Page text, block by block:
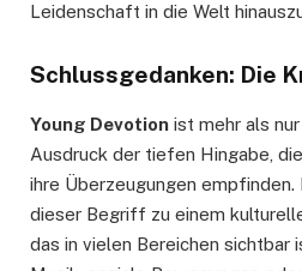
Leidenschaft in die Welt
Schlussgedanken: Die
Young Devotion ist mehr als
Ausdruck der tiefen Hingabe,
ihre Überzeugungen empfinden.
dieser Begriff zu einem
das in vielen Bereichen sichtbar